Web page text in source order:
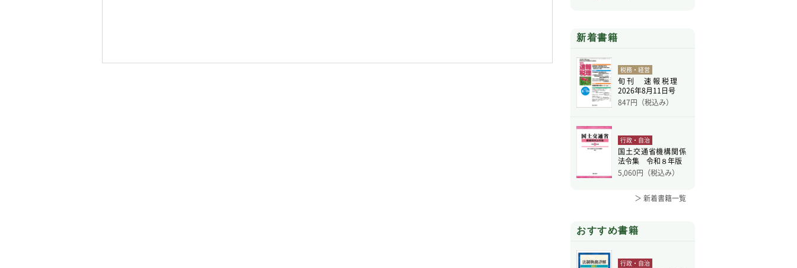
新着書籍
税務・経営
旬刊 速報税理
2026年8月11日号
847円（税込み）
行政・自治
国土交通省機構関係
法令集 令和８年版
5,060円（税込み）
＞ 新着書籍一覧
おすすめ書籍
行政・自治